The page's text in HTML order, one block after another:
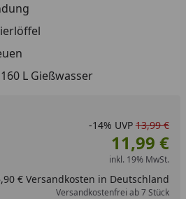
L Gießwasser
-14% UVP 13,99 €
11,99 €
inkl. 19% MwSt.
€ Versandkosten in Deutschland
Versandkostenfrei ab 7 Stück